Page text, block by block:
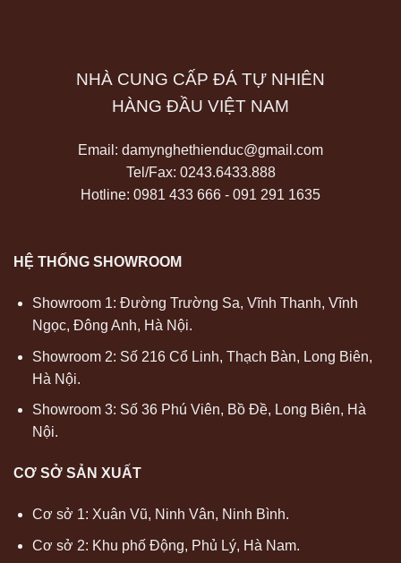
NHÀ CUNG CẤP ĐÁ TỰ NHIÊN
HÀNG ĐẦU VIỆT NAM
Email: damynghethienduc@gmail.com
Tel/Fax: 0243.6433.888
Hotline: 0981 433 666 - 091 291 1635
HỆ THỐNG SHOWROOM
Showroom 1: Đường Trường Sa, Vĩnh Thanh, Vĩnh
Ngọc, Đông Anh, Hà Nội.
Showroom 2: Số 216 Cổ Linh, Thạch Bàn, Long Biên,
Hà Nội.
Showroom 3: Số 36 Phú Viên, Bồ Đề, Long Biên, Hà
Nội.
CƠ SỞ SẢN XUẤT
Cơ sở 1: Xuân Vũ, Ninh Vân, Ninh Bình.
Cơ sở 2: Khu phố Động, Phủ Lý, Hà Nam.